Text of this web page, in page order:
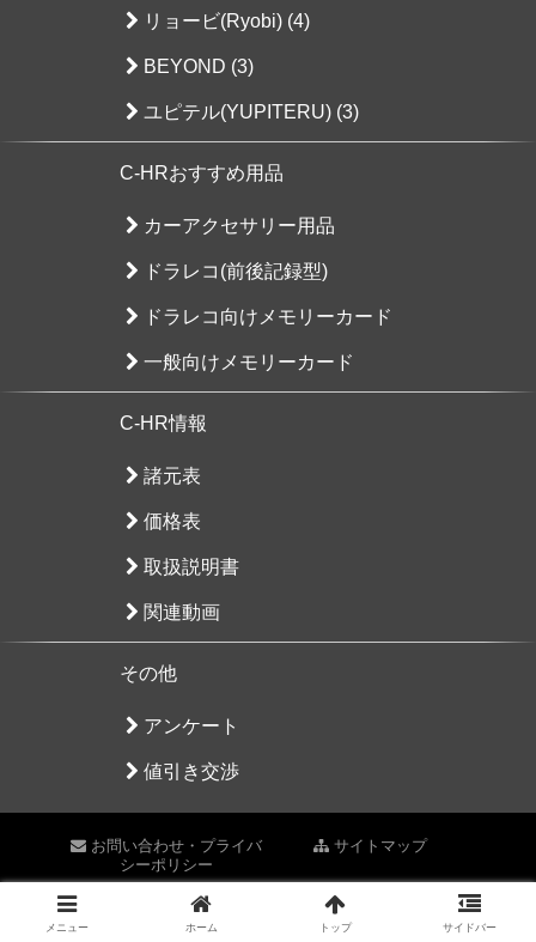
リョービ(Ryobi) (4)
BEYOND (3)
ユピテル(YUPITERU) (3)
C-HRおすすめ用品
カーアクセサリー用品
ドラレコ(前後記録型)
ドラレコ向けメモリーカード
一般向けメモリーカード
C-HR情報
諸元表
価格表
取扱説明書
関連動画
その他
アンケート
値引き交渉
お問い合わせ・プライバ
シーポリシー
サイトマップ
Copyright © 2017-2026 C-HR Life All Rights Reserved.
メニュー ホーム トップ サイドバー